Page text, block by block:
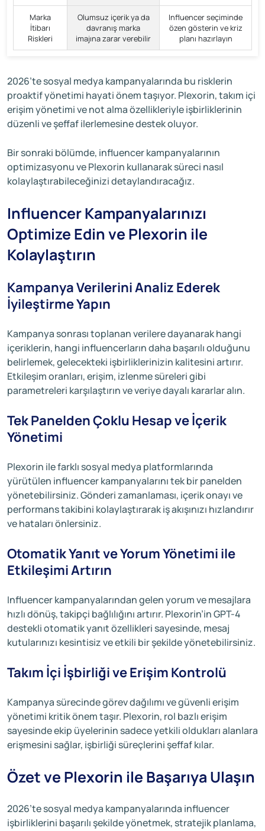
Marka
İtibarı
Riskleri
Olumsuz içerik ya da
davranış marka
imajına zarar verebilir
Influencer seçiminde
özen gösterin ve kriz
planı hazırlayın
2026’te sosyal medya kampanyalarında bu risklerin
proaktif yönetimi hayati önem taşıyor. Plexorin, takım içi
erişim yönetimi ve not alma özellikleriyle işbirliklerinin
düzenli ve şeffaf ilerlemesine destek oluyor.
Bir sonraki bölümde, influencer kampanyalarının
optimizasyonu ve Plexorin kullanarak süreci nasıl
kolaylaştırabileceğinizi detaylandıracağız.
Influencer Kampanyalarınızı
Optimize Edin ve Plexorin ile
Kolaylaştırın
Kampanya Verilerini Analiz Ederek
İyileştirme Yapın
Kampanya sonrası toplanan verilere dayanarak hangi
içeriklerin, hangi influencerların daha başarılı olduğunu
belirlemek, gelecekteki işbirliklerinizin kalitesini artırır.
Etkileşim oranları, erişim, izlenme süreleri gibi
parametreleri karşılaştırın ve veriye dayalı kararlar alın.
Tek Panelden Çoklu Hesap ve İçerik
Yönetimi
Plexorin ile farklı sosyal medya platformlarında
yürütülen influencer kampanyalarını tek bir panelden
yönetebilirsiniz. Gönderi zamanlaması, içerik onayı ve
performans takibini kolaylaştırarak iş akışınızı hızlandırır
ve hataları önlersiniz.
Otomatik Yanıt ve Yorum Yönetimi ile
Etkileşimi Artırın
Influencer kampanyalarından gelen yorum ve mesajlara
hızlı dönüş, takipçi bağlılığını artırır. Plexorin’in GPT-4
destekli otomatik yanıt özellikleri sayesinde, mesaj
kutularınızı kesintisiz ve etkili bir şekilde yönetebilirsiniz.
Takım İçi İşbirliği ve Erişim Kontrolü
Kampanya sürecinde görev dağılımı ve güvenli erişim
yönetimi kritik önem taşır. Plexorin, rol bazlı erişim
sayesinde ekip üyelerinin sadece yetkili oldukları alanlara
erişmesini sağlar, işbirliği süreçlerini şeffaf kılar.
Özet ve Plexorin ile Başarıya Ulaşın
2026’te sosyal medya kampanyalarında influencer
işbirliklerini başarılı şekilde yönetmek, stratejik planlama,